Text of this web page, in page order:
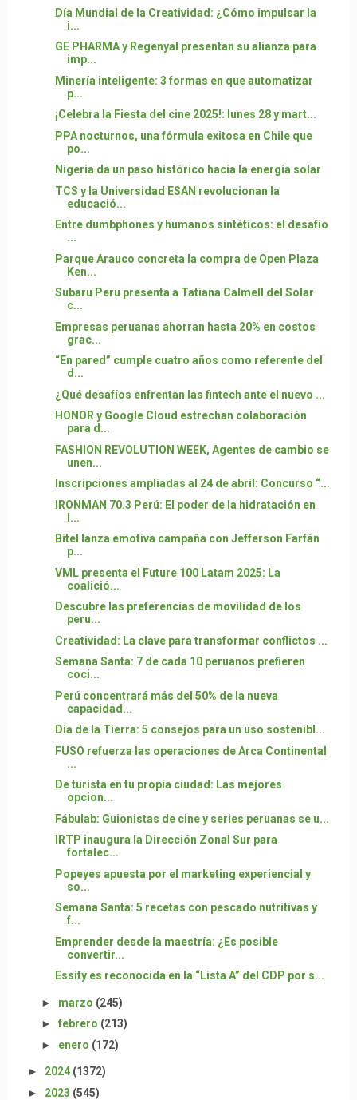
Día Mundial de la Creatividad: ¿Cómo impulsar la
i...
GE PHARMA y Regenyal presentan su alianza para
imp...
Minería inteligente: 3 formas en que automatizar
p...
¡Celebra la Fiesta del cine 2025!: lunes 28 y mart...
PPA nocturnos, una fórmula exitosa en Chile que
po...
Nigeria da un paso histórico hacia la energía solar
TCS y la Universidad ESAN revolucionan la
educació...
Entre dumbphones y humanos sintéticos: el desafío
...
Parque Arauco concreta la compra de Open Plaza
Ken...
Subaru Peru presenta a Tatiana Calmell del Solar
c...
Empresas peruanas ahorran hasta 20% en costos
grac...
“En pared” cumple cuatro años como referente del
d...
¿Qué desafíos enfrentan las fintech ante el nuevo ...
HONOR y Google Cloud estrechan colaboración
para d...
FASHION REVOLUTION WEEK, Agentes de cambio se
unen...
Inscripciones ampliadas al 24 de abril: Concurso “...
IRONMAN 70.3 Perú: El poder de la hidratación en
l...
Bitel lanza emotiva campaña con Jefferson Farfán
p...
VML presenta el Future 100 Latam 2025: La
coalició...
Descubre las preferencias de movilidad de los
peru...
Creatividad: La clave para transformar conflictos ...
Semana Santa: 7 de cada 10 peruanos prefieren
coci...
Perú concentrará más del 50% de la nueva
capacidad...
Día de la Tierra: 5 consejos para un uso sostenibl...
FUSO refuerza las operaciones de Arca Continental
...
De turista en tu propia ciudad: Las mejores
opcion...
Fábulab: Guionistas de cine y series peruanas se u...
IRTP inaugura la Dirección Zonal Sur para
fortalec...
Popeyes apuesta por el marketing experiencial y
so...
Semana Santa: 5 recetas con pescado nutritivas y
f...
Emprender desde la maestría: ¿Es posible
convertir...
Essity es reconocida en la “Lista A” del CDP por s...
► marzo (245)
► febrero (213)
► enero (172)
► 2024 (1372)
► 2023 (545)